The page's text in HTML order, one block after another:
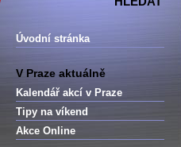
Úvodní stránka
V Praze aktuálně
Kalendář akcí v Praze
Tipy na víkend
Akce Online